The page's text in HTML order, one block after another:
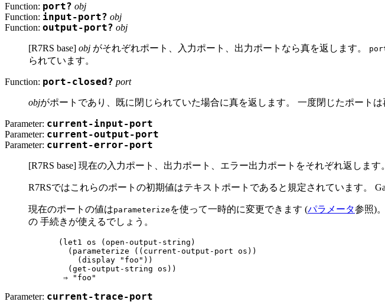
Function: port? obj
Function: input-port? obj
Function: output-port? obj
[R7RS base] obj がそれぞれポート、入力ポート、出力ポートなら真を返します。
られています。
Function: port-closed? port
objがポートであり、既に閉じられていた場合に真を返します。 一度閉じたポートは
Parameter: current-input-port
Parameter: current-output-port
Parameter: current-error-port
[R7RS base] 現在の入力ポート、出力ポート、エラー出力ポートをそれぞれ返します。
R7RSではこれらのポートの初期値はテキストポートであると規定されています。
現在のポートの値はparameterize を使って一時的に変更できます (パラメータ参照)
の 手続きが使えるでしょう。
(let1 os (open-output-string)
  (parameterize ((current-output-port os))
    (display "foo"))
  (get-output-string os))
Parameter: current-trace-port